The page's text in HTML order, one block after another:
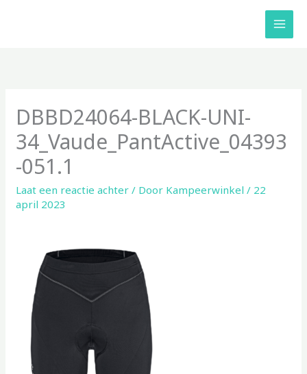
DBBD24064-BLACK-UNI-
34_Vaude_PantActive_04393
-051.1
Laat een reactie achter / Door Kampeerwinkel/ 22
april 2023